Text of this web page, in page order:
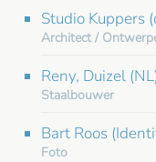
Studio Kuppers
Architect /
Reny, Duizel
Staalbouwer
Bart Roos
Foto